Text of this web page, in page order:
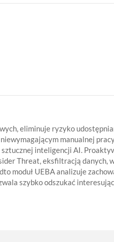
eliminuje ryzyko
manualnej
inteligencji AI.
Threat, eksfiltracją danych,
moduł UEBA analizuje
szybko odszukać